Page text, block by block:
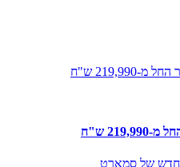
של סמארט